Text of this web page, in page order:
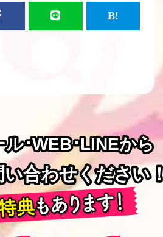
ル･WEB･LINEから
ル･WEB･LINEから
合わせください
合わせください